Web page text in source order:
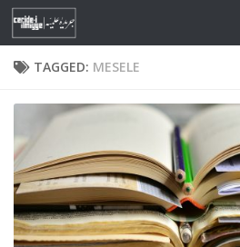
Skip to content
TAGGED: MESELE